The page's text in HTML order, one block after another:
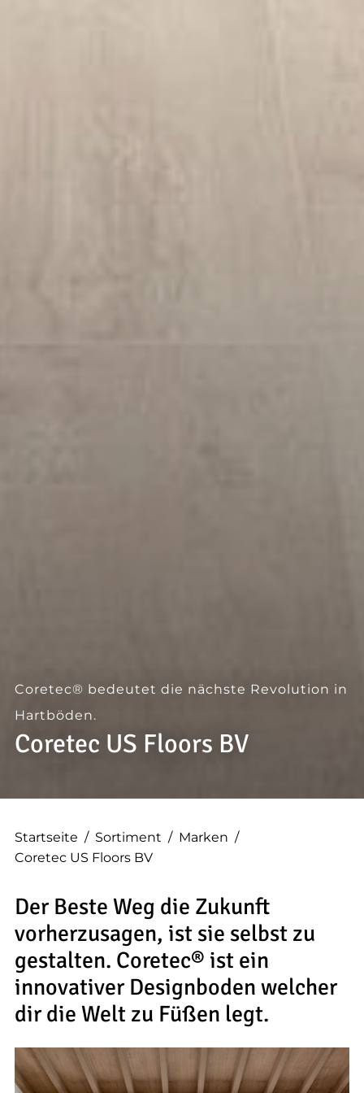
--
--
--
--
Coretec® bedeutet die nächste Revolution in
Hartböden.
Coretec US Floors BV
Startseite / Sortiment / Marken /
Coretec US Floors BV
Der Beste Weg die Zukunft
vorherzusagen, ist sie selbst zu
gestalten. Coretec® ist ein
innovativer Designboden welcher
dir die Welt zu Füßen legt.